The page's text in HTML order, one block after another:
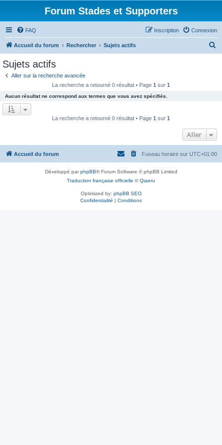
Forum Stades et Supporters
FAQ Connexion
Inscription
Accueil du forum Rechercher Sujets actifs
e
r
Sujets actifs
Aller sur la recherche avancée
La recherche a retourné 0 résultat • Page 1 sur 1
Aucun résultat ne correspond aux termes que vous avez spécifiés.
La recherche a retourné 0 résultat • Page 1 sur 1
Aller
Accueil du forum Fuseau horaire sur UTC+01:00
Développé parphpBB® Forum Software © phpBB Limited
Traduction française officielle ©Qiaeru
Optimized by: phpBB SEO
Confidentialité | Conditions